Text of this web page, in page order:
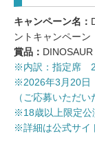
キャンペーン名：
ントキャンペーン
賞品：
※内訳：指定席
※2026年3月20日
（ご応募いただ
※18歳以上限定公
※詳細は公式サイ